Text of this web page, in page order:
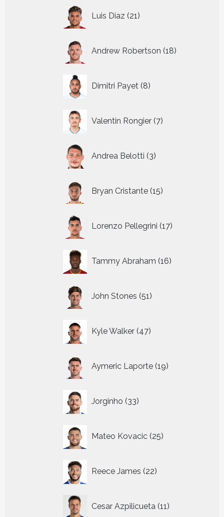
Luis Diaz 21
producten
Andrew Robertson 18
producten
Dimitri Payet 8
producten
Valentin Rongier 7
producten
Andrea Belotti 3
producten
Bryan Cristante 15
producten
Lorenzo Pellegrini 17
producten
Tammy Abraham 16
producten
John Stones 51
producten
Kyle Walker 47
producten
Aymeric Laporte 19
producten
Jorginho 33
producten
Mateo Kovacic 25
producten
Reece James 22
producten
Cesar Azpilicueta 11
producten